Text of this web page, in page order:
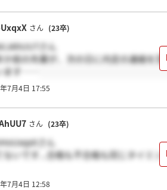
さん (23卒)
さん
か前の先輩が、次の日に内定の連絡を
ます……
7月4日 17:55
さん (23卒)
さん
ないです...合格も不合格も同じタイミン
7月4日 12:58